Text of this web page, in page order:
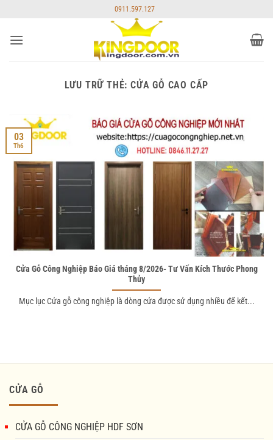
nội
0911.597.127
LƯU TRỮ THẺ:CỬA GỖ CAO CẤP
Cửa Gỗ Công Nghiệp Báo Giá tháng 8/2026- Tư Vấn Kích Thước Phong
Thủy
Mục lục Cửa gỗ công nghiệp là dòng cửa được sử dụng nhiều để kết...
03
Th6
CỬA GỖ
CỬA GỖ CÔNG NGHIỆP HDF SƠN